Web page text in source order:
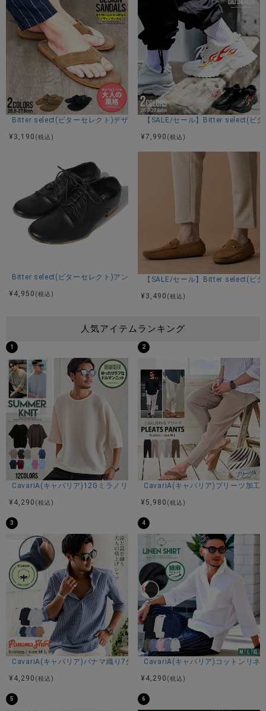
Bitter select(ビターセレクト)デザインサンダル/全2色
¥ 3,190 (税込)
【SALE/セール】Bitter select(ビ
¥7,990 (税込)
Bitter select(ビターセレクト)アンティークバブーシュ/全4色
¥ 4,950 (税込)
【SALE/セール】Bitter select(ビ
¥ 3,490 (税込)
人気アイテムランキング
1
CavariA(キャバリア)12Gミラノリブクルーネックドルマンハーフスリー
¥ 4,290 (税込)
2
CavariA(キャバリア)プリーツ加工
¥ 5,980 (税込)
3
CavariA(キャバリア)パナマ織り7分袖カプリシャツ/全9色
¥ 4,290 (税込)
4
CavariA(キャバリア)コットンリネ
¥ 4,290 (税込)
5 6